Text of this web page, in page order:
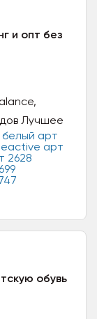
и опт без
Лучшее
8 лет, есть
обувь